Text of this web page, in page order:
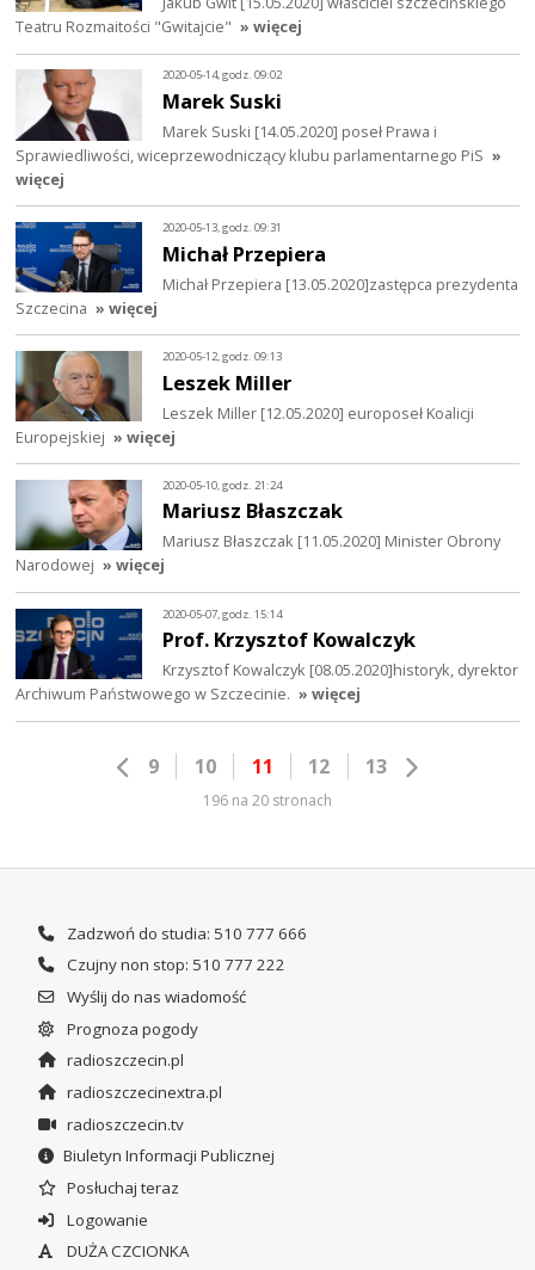
Teatru Rozmaitości "Gwitajcie" » więcej
2020-05-14, godz. 09:02
Marek Suski
Marek Suski [14.05.2020] poseł Prawa i
Sprawiedliwości, wiceprzewodniczący klubu parlamentarnego PiS »
więcej
2020-05-13, godz. 09:31
Michał Przepiera
Michał Przepiera [13.05.2020]zastępca prezydenta
Szczecina » więcej
2020-05-12, godz. 09:13
Leszek Miller
Leszek Miller [12.05.2020] europoseł Koalicji
Europejskiej » więcej
2020-05-10, godz. 21:24
Mariusz Błaszczak
Mariusz Błaszczak [11.05.2020] Minister Obrony
Narodowej » więcej
2020-05-07, godz. 15:14
Prof. Krzysztof Kowalczyk
Krzysztof Kowalczyk [08.05.2020]historyk, dyrektor
Archiwum Państwowego w Szczecinie. » więcej
9 10 11 12 13
196 na 20 stronach
Zadzwoń do studia: 510 777 666
Czujny non stop: 510 777 222
Wyślij do nas wiadomość
Prognoza pogody
radioszczecin.pl
radioszczecinextra.pl
radioszczecin.tv
Biuletyn Informacji Publicznej
Posłuchaj teraz
Logowanie
DUŻA CZCIONKA